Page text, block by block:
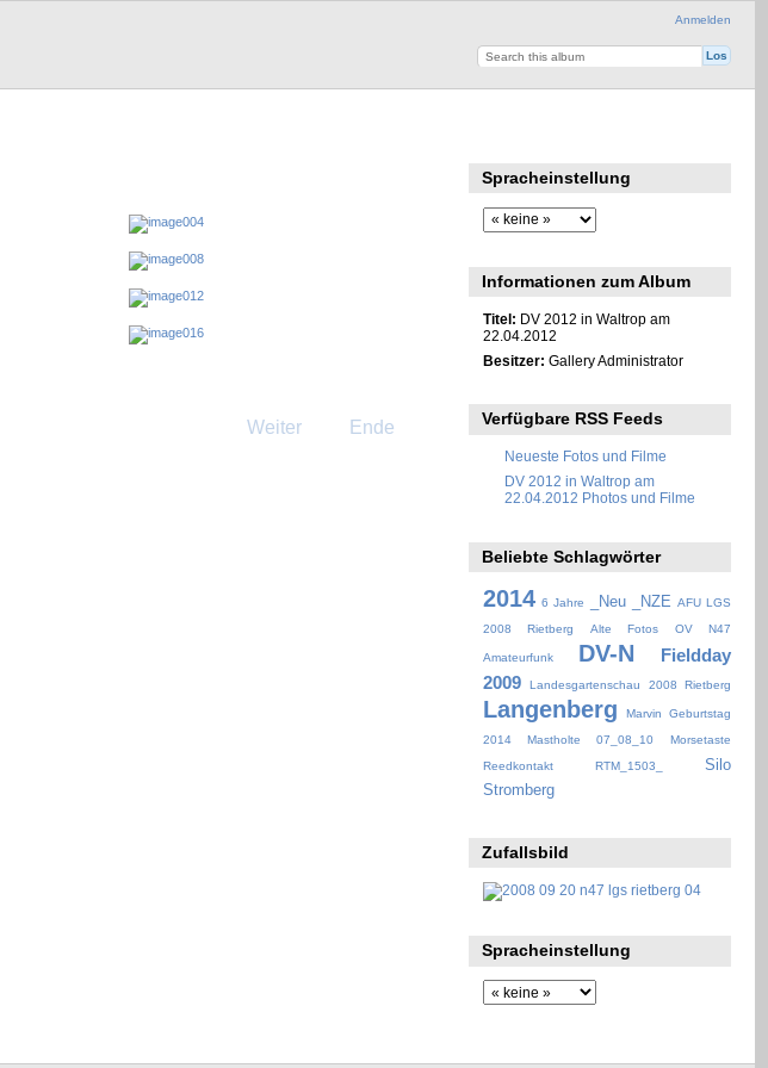
Anmelden
Weiter Ende
Spracheinstellung
Informationen zum Album
Titel: DV 2012 in Waltrop am
22.04.2012
Besitzer: Gallery Administrator
Verfügbare RSS Feeds
Neueste Fotos und Filme
DV 2012 in Waltrop am
22.04.2012 Photos und Filme
Beliebte Schlagwörter
2014 6 Jahre _Neu _NZE AFU LGS
2008 Rietberg
Alte Fotos OV N47
Amateurfunk DV-N
Fieldday
2009
Landesgartenschau 2008 Rietberg
Langenberg
Marvin Geburtstag
2014
Mastholte 07_08_10
Morsetaste
Reedkontakt
RTM_1503_
Silo
Stromberg
Zufallsbild
Spracheinstellung